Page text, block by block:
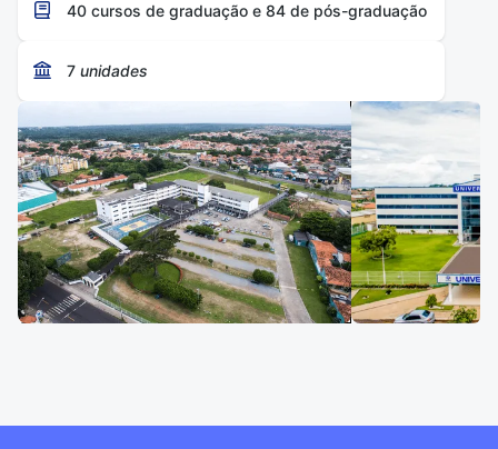
40 cursos de graduação e 84 de pós-graduação
7 unidades